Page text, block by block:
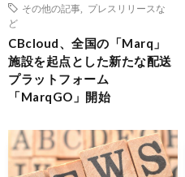
その他の記事
プレスリリースな
ど
CBcloud、全国の「Marq」
施設を起点とした新たな配送
プラットフォーム
「MarqGO」開始